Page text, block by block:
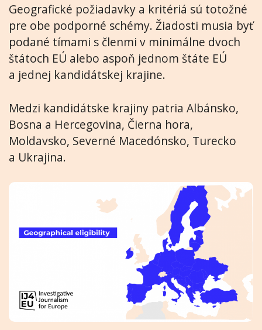
Geografické požiadavky a kritériá sú totožné
pre obe podporné schémy. Žiadosti musia byť
podané tímami s členmi v minimálne dvoch
štátoch EÚ alebo aspoň jednom štáte EÚ
a jednej kandidátskej krajine.
Medzi kandidátske krajiny patria Albánsko,
Bosna a Hercegovina, Čierna hora,
Moldavsko, Severné Macedónsko, Turecko
a Ukrajina.